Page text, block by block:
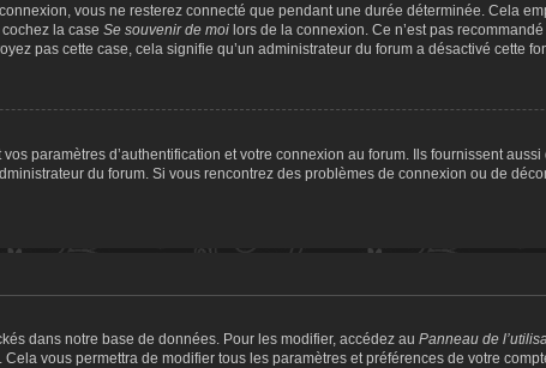
vous ne resterez connecté que pendant une durée déterminée. Cela
la case Se souvenir de moi lors de la connexion. Ce n’est pas
pas cette case, cela signifie qu’un administrateur du forum a désactivé cette
paramètres d’authentification et votre connexion au forum. Ils fournissent
du forum. Si vous rencontrez des problèmes de connexion ou de
dans notre base de données. Pour les modifier, accédez au Panneau de
vous permettra de modifier tous les paramètres et préférences de votre